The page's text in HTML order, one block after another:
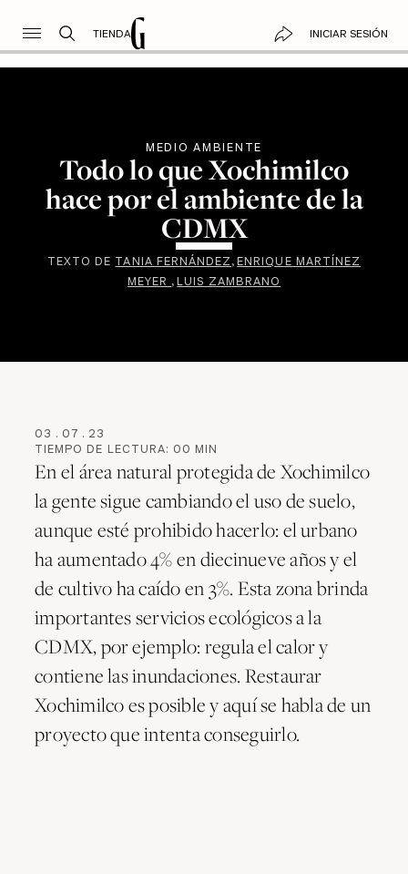
TIENDA INICIAR SESIÓN
MEDIO AMBIENTE
Todo lo que Xochimilco
hace por el ambiente de la
CDMX
TEXTO DE TANIA FERNÁNDEZ ENRIQUE MARTÍNEZ
MEYER LUIS ZAMBRANO
03 . 07 . 23
TIEMPO DE LECTURA: 00 MIN
En el área natural protegida de Xochimilco
la gente sigue cambiando el uso de suelo,
aunque esté prohibido hacerlo: el urbano
ha aumentado 4% en diecinueve años y el
de cultivo ha caído en 3%. Esta zona brinda
importantes servicios ecológicos a la
CDMX, por ejemplo: regula el calor y
contiene las inundaciones. Restaurar
Xochimilco es posible y aquí se habla de un
proyecto que intenta conseguirlo.